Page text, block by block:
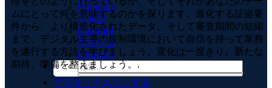
Français
日本語
Español
简体中文
Deutsch
デモをリクエストする
ムにとって何を意味するのかを探ります。進化する証拠要
件から、より構造化されたデータ、そして審査期間の短縮
まで、デジタル主導の規制環境において自信を持って業務
を遂行する方法を学びましょう。変化は一度きり。新たな
期待。準備を整えましょう。.